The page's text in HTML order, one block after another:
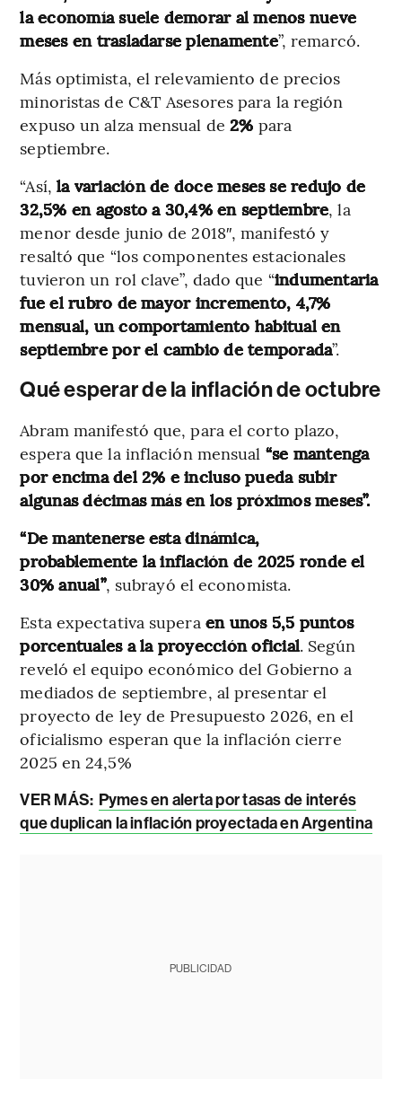
la economía suele demorar al menos nueve
meses en trasladarse plenamente”, remarcó.
Más optimista, el relevamiento de precios
minoristas de C&T Asesores para la región
expuso un alza mensual de 2% para
septiembre.
“Así, la variación de doce meses se redujo de
32,5% en agosto a 30,4% en septiembre, la
menor desde junio de 2018″, manifestó y
resaltó que “los componentes estacionales
tuvieron un rol clave”, dado que “indumentaria
fue el rubro de mayor incremento, 4,7%
mensual, un comportamiento habitual en
septiembre por el cambio de temporada”.
Qué esperar de la inflación de octubre
Abram manifestó que, para el corto plazo,
espera que la inflación mensual “se mantenga
por encima del 2% e incluso pueda subir
algunas décimas más en los próximos meses”.
“De mantenerse esta dinámica,
probablemente la inflación de 2025 ronde el
30% anual”, subrayó el economista.
Esta expectativa supera en unos 5,5 puntos
porcentuales a la proyección oficial. Según
reveló el equipo económico del Gobierno a
mediados de septiembre, al presentar el
proyecto de ley de Presupuesto 2026, en el
oficialismo esperan que la inflación cierre
2025 en 24,5%
VER MÁS: Pymes en alerta por tasas de interés
que duplican la inflación proyectada en Argentina
PUBLICIDAD